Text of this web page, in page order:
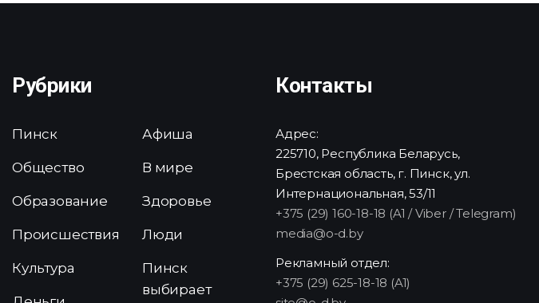
Рубрики
Пинск
Общество
Образование
Происшествия
Культура
Афиша
В мире
Здоровье
Люди
Пинск
выбирает
Контакты
Адрес:
225710, Республика Беларусь,
Брестская область, г. Пинск, ул.
Интернациональная, 53/11
+375 (29) 160-18-18 (A1 / Viber / Telegram)
media@o-d.by
Рекламный отдел:
+375 (29) 625-18-18 (A1)